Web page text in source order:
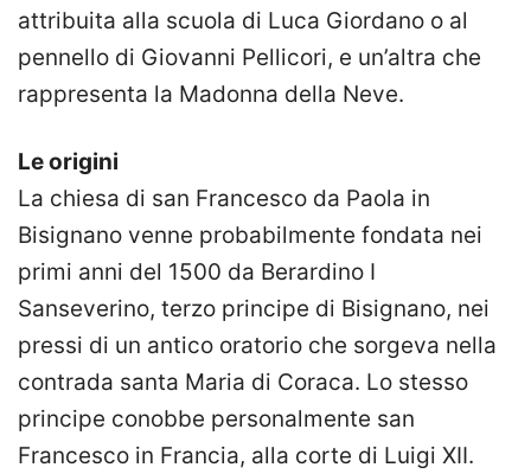
attribuita alla scuola di Luca Giordano o al
pennello di Giovanni Pellicori, e un’altra che
rappresenta la Madonna della Neve.
Le origini
La chiesa di san Francesco da Paola in
Bisignano venne probabilmente fondata nei
primi anni del 1500 da Berardino I
Sanseverino, terzo principe di Bisignano, nei
pressi di un antico oratorio che sorgeva nella
contrada santa Maria di Coraca. Lo stesso
principe conobbe personalmente san
Francesco in Francia, alla corte di Luigi XII.